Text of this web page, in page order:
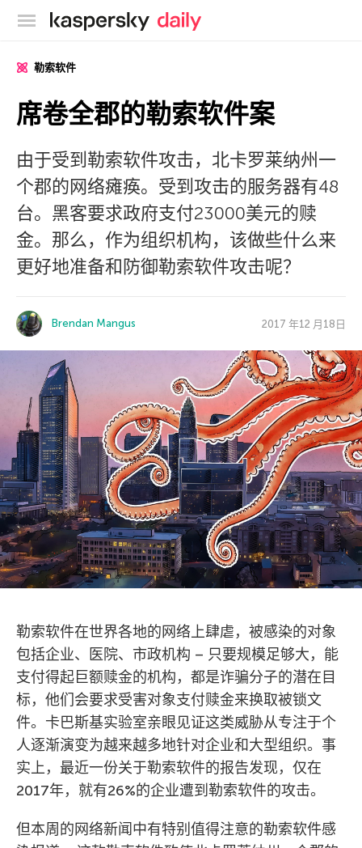
卡巴斯基官方博客
勒索软件
席卷全郡的勒索软件案
由于受到勒索软件攻击，北卡罗莱纳州一
个郡的网络瘫痪。受到攻击的服务器有48
台。黑客要求政府支付23000美元的赎
金。那么，作为组织机构，该做些什么来
更好地准备和防御勒索软件攻击呢？
Brendan Mangus 2017 年12 月18日
勒索软件在世界各地的网络上肆虐，被感染的对象
包括企业、医院、市政机构 – 只要规模足够大，能
支付得起巨额赎金的机构，都是诈骗分子的潜在目
标，他们会要求受害对象支付赎金来换取被锁文
件。卡巴斯基实验室亲眼见证这类威胁从专注于个
人逐渐演变为越来越多地针对企业和大型组织。事
实上，最近一份关于勒索软件的报告发现，仅在
2017年，就有26%的企业遭到勒索软件的攻击。
但本周的网络新闻中有特别值得注意的勒索软件感